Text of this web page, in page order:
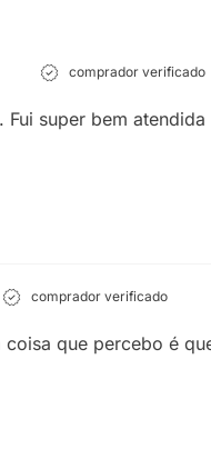
comprador verificado
super bem
comprador verificado
que percebo é